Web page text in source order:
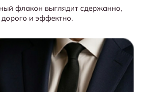
флакон выглядит сдержанно,
дорого и эффектно.